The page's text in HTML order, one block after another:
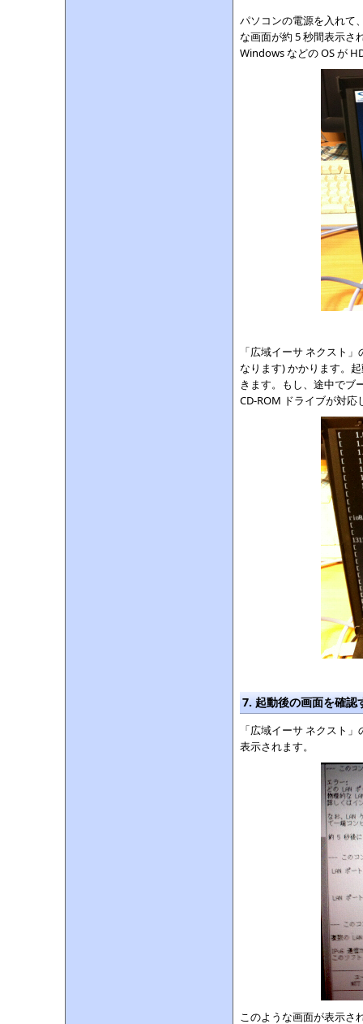
パソコンの電源を入れて
な画面が約 5 秒間表示さ
Windows などの OS が
「広域イーサ ネクスト
なります) かかります。
きます。もし、途中でブ
CD-ROM ドライブが対
7. 起動後の画面を確認
「広域イーサ ネクスト
表示されます。
このような画面が表示さ